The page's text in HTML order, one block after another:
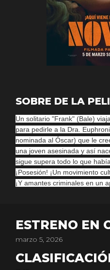
SOBRE DE LA
Un solitario "Frank" (Bale)
para pedirle a la Dra.
nominada al Óscar) que le
una joven asesinada y así
sigue supera todo lo que
¡Posesión! ¡Un movimiento
¡Y amantes criminales en un
ESTRENO EN
marzo 5, 2026